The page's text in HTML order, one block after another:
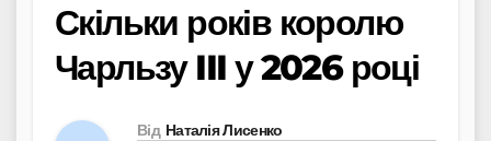
Скільки років королю
Чарльзу III у 2026 році
Від Наталія Лисенко